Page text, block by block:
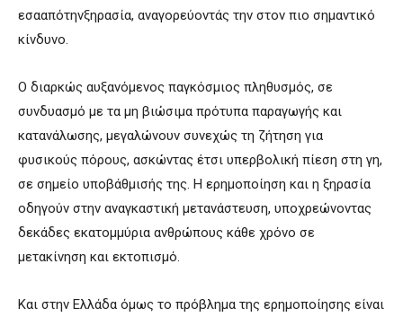
εσααπότηνξηρασία, αναγορεύοντάς την στον πιο σημαντικό
κίνδυνο.
Ο διαρκώς αυξανόμενος παγκόσμιος πληθυσμός, σε
συνδυασμό με τα μη βιώσιμα πρότυπα παραγωγής και
κατανάλωσης, μεγαλώνουν συνεχώς τη ζήτηση για
φυσικούς πόρους, ασκώντας έτσι υπερβολική πίεση στη γη,
σε σημείο υποβάθμισής της. Η ερημοποίηση και η ξηρασία
οδηγούν στην αναγκαστική μετανάστευση, υποχρεώνοντας
δεκάδες εκατομμύρια ανθρώπους κάθε χρόνο σε
μετακίνηση και εκτοπισμό.
Και στην Ελλάδα όμως το πρόβλημα της ερημοποίησης είναι